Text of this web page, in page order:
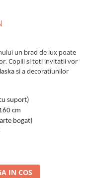
un brad de lux poate
Copiii si toti invitatii vor
si a decoratiunilor
suport)
cm
bogat)
IN COS